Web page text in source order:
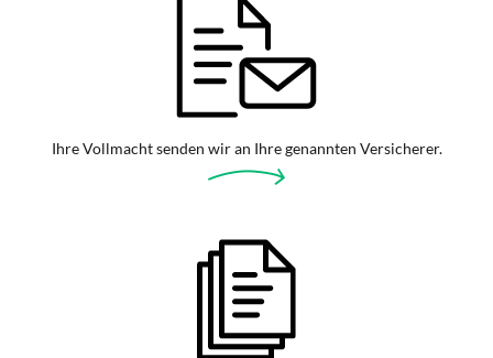
Ihre Vollmacht senden wir an Ihre genannten Versicherer.